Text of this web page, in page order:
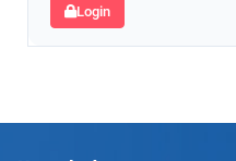
Login